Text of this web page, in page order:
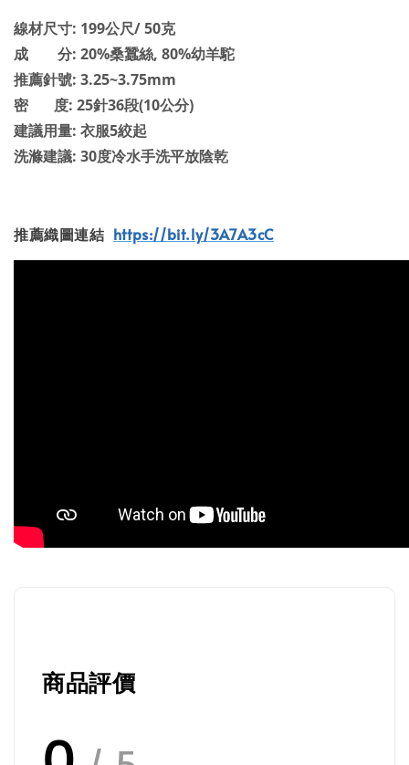
線材尺寸: 199公尺/ 50克
成 分: 20%桑蠶絲, 80%幼羊駝
推薦針號: 3.25~3.75mm
密 度: 25針36段(10公分)
建議用量: 衣服5絞起
洗滌建議: 30度冷水手洗平放陰乾
推薦織圖連結 https://bit.ly/3A7A3cC
商品評價